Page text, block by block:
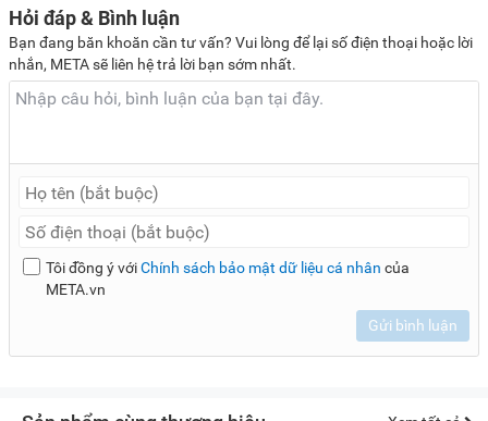
Hỏi đáp & Bình luận
Bạn đang băn khoăn cần tư vấn? Vui lòng để lại số điện thoại hoặc lời
nhắn, META sẽ liên hệ trả lời bạn sớm nhất.
Tôi đồng ý vớiChính sách bảo mật dữ liệu cá nhân của
META.vn
Gửi bình luận